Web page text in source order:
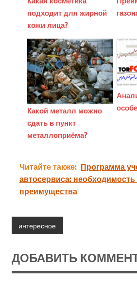
подходит для жирной
кожи лица?
Какой металл можно
сдать в пункт
металлоприёма?
Читайте также: Программа
автосервиса: необходимость
преимущества
интересное
ДОБАВИТЬ